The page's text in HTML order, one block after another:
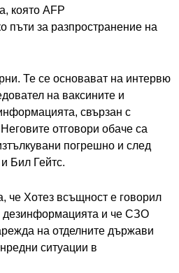
която AFP
пъти за разпространение на
Те се основават на интервю
на ваксините и
свързан с
отговори обаче са
погрешно и след
Бил Гейтс.
че Хотез всъщност е говорил
дезинформацията и че СЗО
на отделните държави
ситуации в